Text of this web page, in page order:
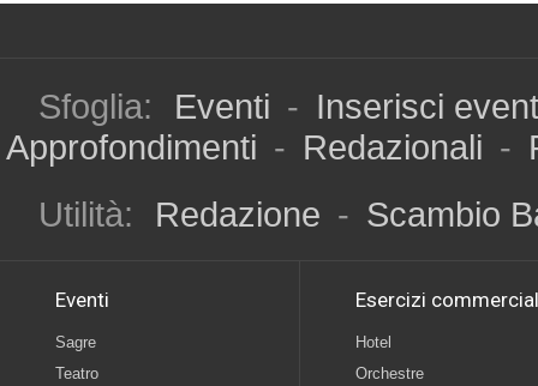
Sfoglia: Eventi - Inserisci
Approfondimenti - Redazionali -
Utilità:
Redazione - Scambio
Eventi
Sagre
Teatro
Esercizi
Hotel
Orchestre